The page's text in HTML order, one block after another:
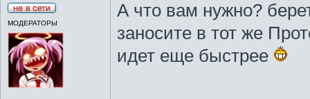
МОДЕРАТОРЫ
А что вам нужно?
заносите в тот же
идет еще быстрее